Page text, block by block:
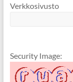
Verkkosivusto
Security Image: